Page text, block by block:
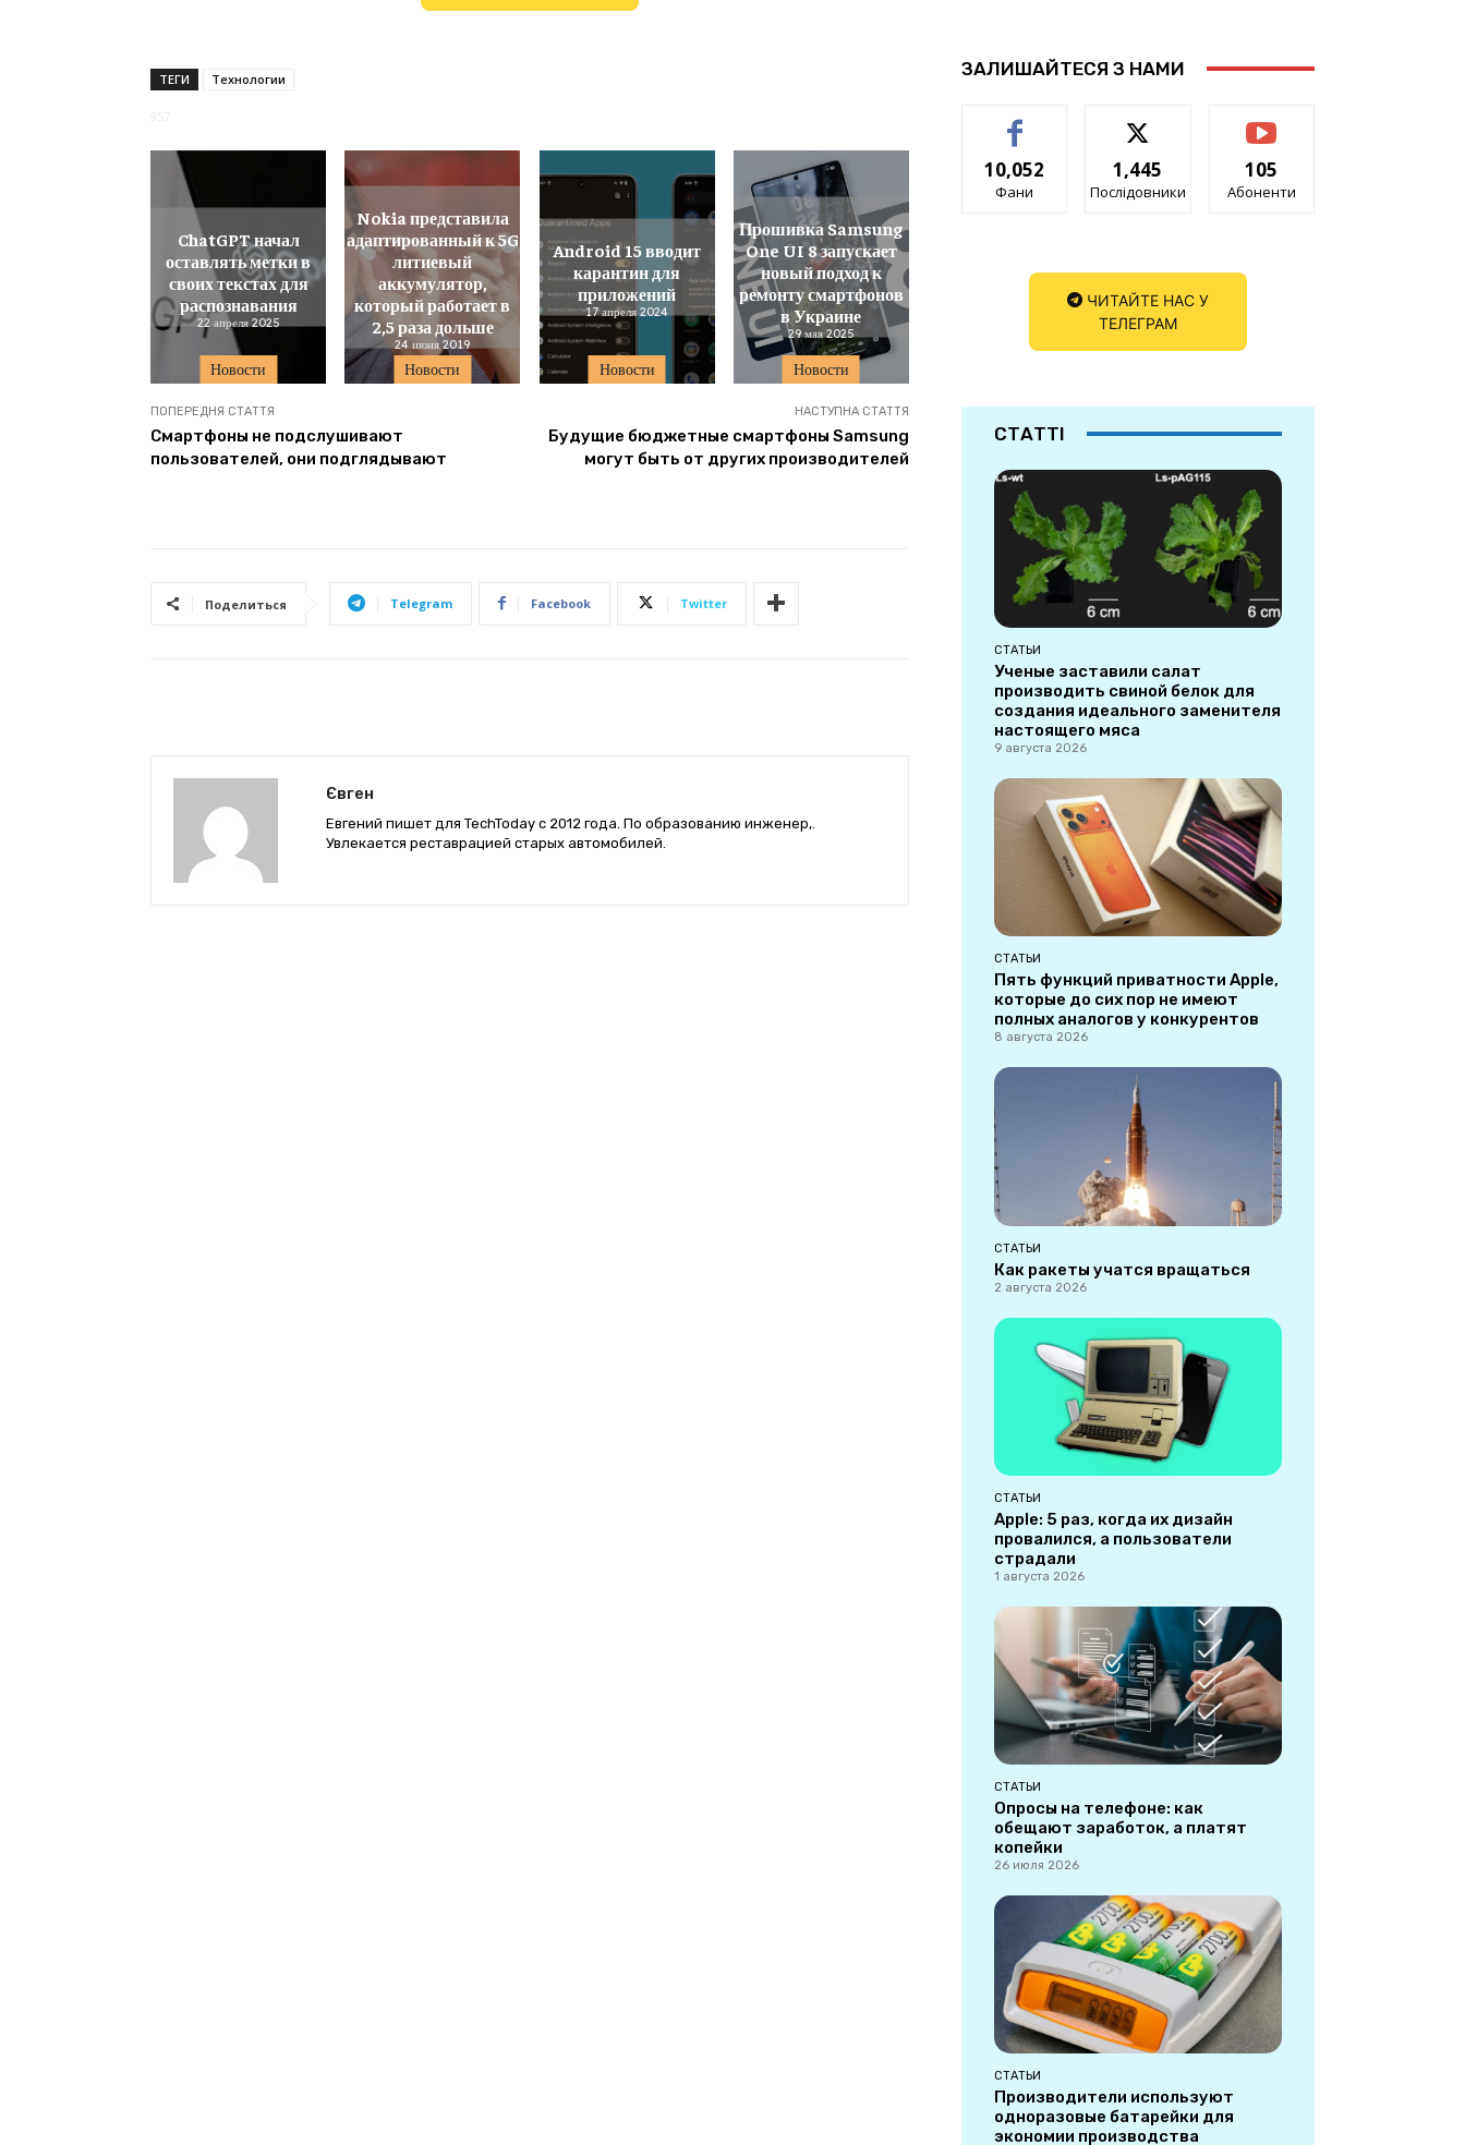
ТЕГИ Технологии
Новости
ChatGPT начал
оставлять метки в
своих текстах для
распознавания
22 апреля 2025
Новости
Nokia представила
адаптированный к 5G
литиевый
аккумулятор,
который работает в
2,5 раза дольше
24 июня 2019
Новости
Android 15 вводит
карантин для
приложений
17 апреля 2024
Новости
Прошивка Samsung
One UI 8 запускает
новый подход к
ремонту смартфонов
в Украине
29 мая 2025
ПОПЕРЕДНЯ СТАТТЯ
Смартфоны не подслушивают
пользователей, они подглядывают
НАСТУПНА СТАТТЯ
Будущие бюджетные смартфоны Samsung
могут быть от других производителей
Поделиться Telegram Facebook Twitter
Євген
Евгений пишет для TechToday с 2012 года. По образованию инженер,.
Увлекается реставрацией старых автомобилей.
ЗАЛИШАЙТЕСЯ З НАМИ
10,052
Фани
1,445
Послідовники
105
Абоненти
ЧИТАЙТЕ НАС У
ТЕЛЕГРАМ
СТАТТІ
СТАТЬИ
Ученые заставили салат
производить свиной белок для
создания идеального заменителя
настоящего мяса
9 августа 2026
СТАТЬИ
Пять функций приватности Apple,
которые до сих пор не имеют
полных аналогов у конкурентов
8 августа 2026
СТАТЬИ
Как ракеты учатся вращаться
2 августа 2026
СТАТЬИ
Apple: 5 раз, когда их дизайн
провалился, а пользователи
страдали
1 августа 2026
СТАТЬИ
Опросы на телефоне: как
обещают заработок, а платят
копейки
26 июля 2026
СТАТЬИ
Производители используют
одноразовые батарейки для
экономии производства